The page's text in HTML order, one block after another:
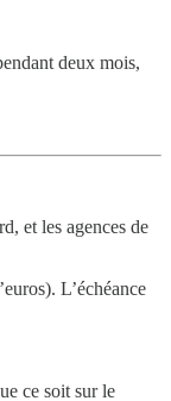
deux mois,
et les agences de
L’échéance
ce soit sur le